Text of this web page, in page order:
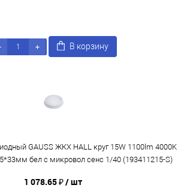
В корзину
GAUSS ЖКХ HALL круг 15W 1100lm 4000K
бел с микровол сенс 1/40 (193411215-S)
1 078.65 ₽/ шт